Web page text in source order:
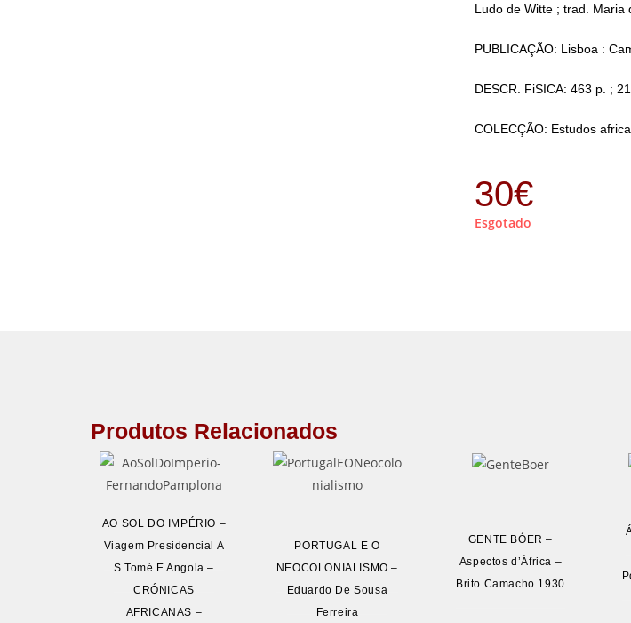
Ludo de Witte ; trad. Maria
PUBLICAÇÃO: Lisboa :
DESCR. FiSICA: 463 p. ;
COLECÇÃO: Estudos
30€
Esgotado
Produtos Relacionados
AO SOL DO IMPÉRIO –
Viagem Presidencial A
S.Tomé E Angola –
CRÓNICAS
AFRICANAS –
PORTUGAL E O
NEOCOLONIALISMO –
Eduardo De Sousa
Ferreira
GENTE BÓER –
Aspectos d’África –
Brito Camacho 1930